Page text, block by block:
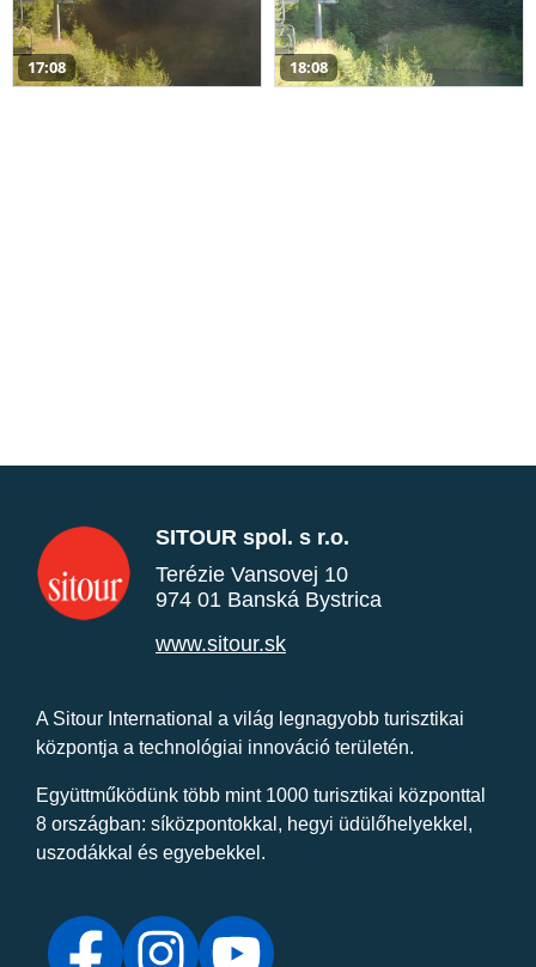
17:08 18:08
SITOUR spol. s r.o.
Terézie Vansovej 10
974 01 Banská Bystrica
www.sitour.sk
A Sitour International a világ legnagyobb turisztikai
központja a technológiai innováció területén.
Együttműködünk több mint 1000 turisztikai központtal
8 országban: síközpontokkal, hegyi üdülőhelyekkel,
uszodákkal és egyebekkel.